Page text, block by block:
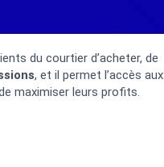
du courtier d’acheter, de
, et il permet l’accès aux
maximiser leurs profits.